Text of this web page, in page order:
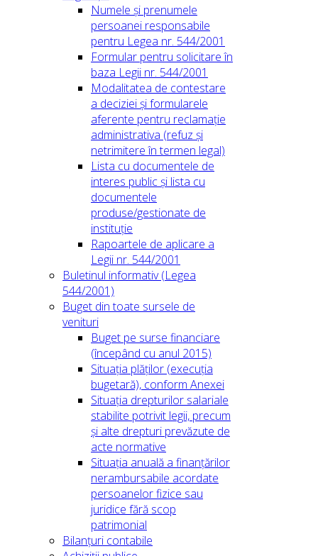
Numele și prenumele
persoanei responsabile
pentru Legea nr. 544/2001
Formular pentru solicitare în
baza Legii nr. 544/2001
Modalitatea de contestare
a deciziei și formularele
aferente pentru reclamație
administrativa (refuz și
netrimitere în termen legal)
Lista cu documentele de
interes public și lista cu
documentele
produse/gestionate de
instituție
Rapoartele de aplicare a
Legii nr. 544/2001
Buletinul informativ (Legea
544/2001)
Buget din toate sursele de
venituri
Buget pe surse financiare
(începând cu anul 2015)
Situația plăților (execuția
bugetară), conform Anexei
Situația drepturilor salariale
stabilite potrivit legii, precum
și alte drepturi prevăzute de
acte normative
Situația anuală a finanțărilor
nerambursabile acordate
persoanelor fizice sau
juridice fără scop
patrimonial
Bilanțuri contabile